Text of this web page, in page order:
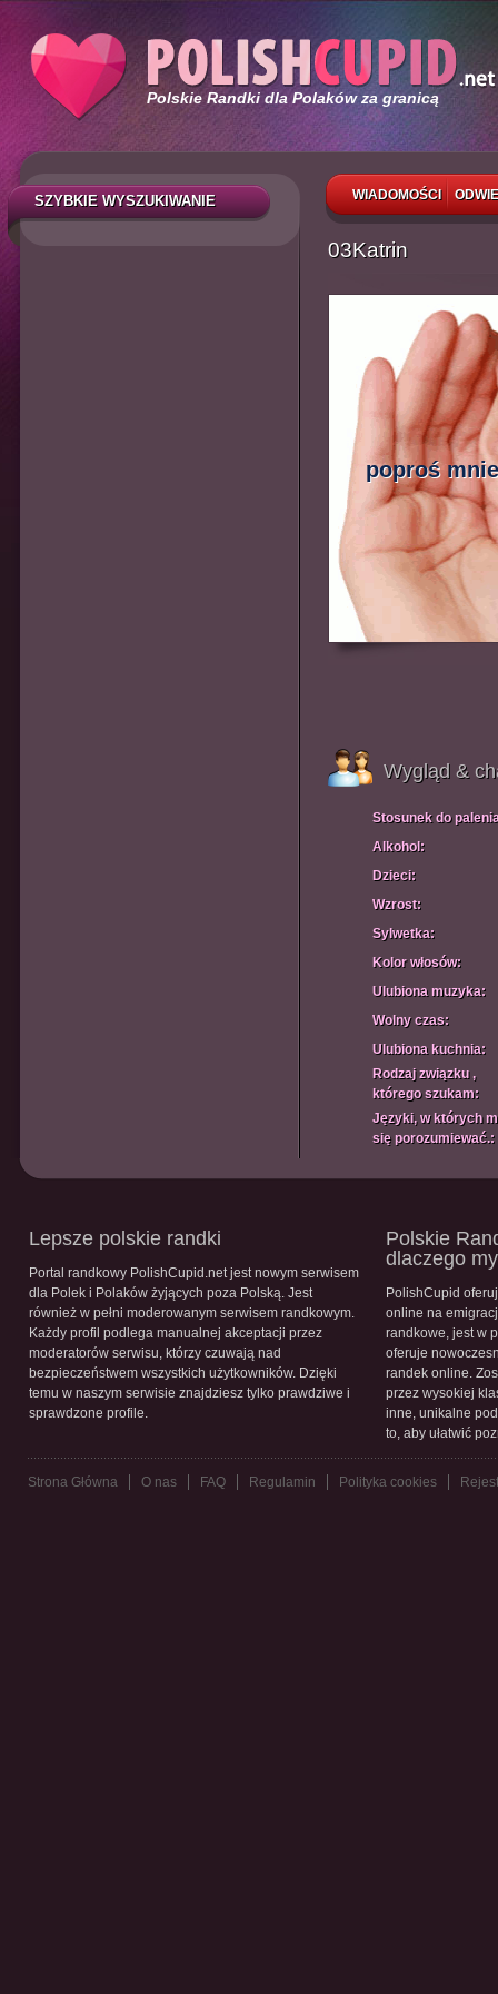
Polskie Randki dla Polaków za granicą
WIADOMOŚCI
SZYBKIE WYSZUKIWANIE
03Katrin
poproś
Wygląd &
Stosunek do
Alkohol:
Dzieci:
Wzrost:
Sylwetka:
Kolor włosów:
Ulubiona muzyka:
Wolny czas:
Ulubiona kuchnia:
Rodzaj związku ,
którego szukam:
Języki, w których
się porozumiewać.:
Lepsze polskie randki
Portal randkowy PolishCupid.net jest nowym serwisem
dla Polek i Polaków żyjących poza Polską. Jest
również w pełni moderowanym serwisem randkowym.
Każdy profil podlega manualnej akceptacji przez
moderatorów serwisu, którzy czuwają nad
bezpieczeństwem wszystkich użytkowników. Dzięki
temu w naszym serwisie znajdziesz tylko prawdziwe i
sprawdzone profile.
Polskie
dlaczego
PolishCupid
online na
randkowe, jest w
oferuje
randek online.
przez wysokiej
inne, unikalne
to, aby ułatwić
Strona Główna O nas FAQ Regulamin Polityka cookies